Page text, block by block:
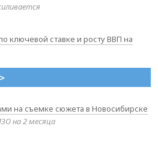
ключевой ставке и росту ВВП на
>
на съемке сюжета в Новосибирске
на 2 месяца